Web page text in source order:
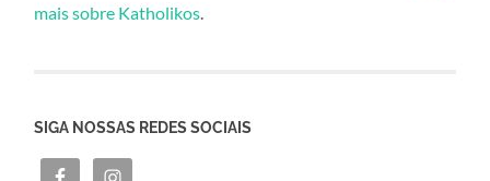
mais sobre Katholikos.
SIGA NOSSAS REDES SOCIAIS